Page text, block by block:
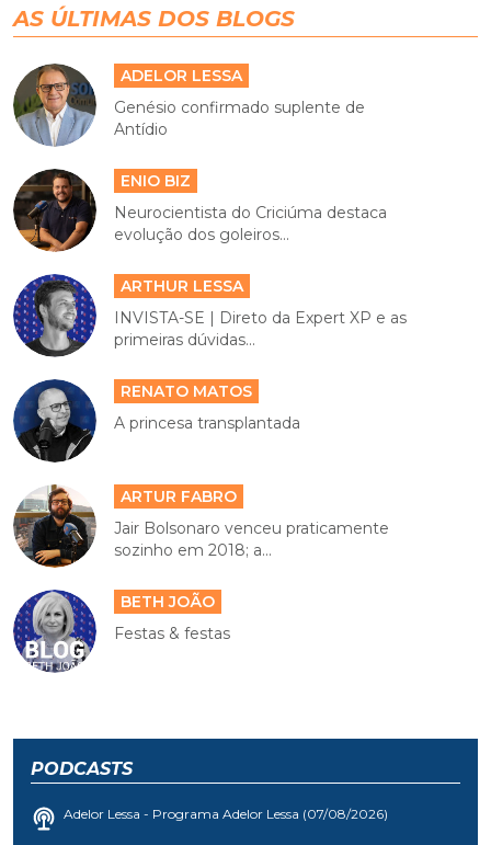
AS ÚLTIMAS DOS BLOGS
ADELOR LESSA
Genésio confirmado suplente de
Antídio
ENIO BIZ
Neurocientista do Criciúma destaca
evolução dos goleiros...
ARTHUR LESSA
INVISTA-SE | Direto da Expert XP e as
primeiras dúvidas...
RENATO MATOS
A princesa transplantada
ARTUR FABRO
Jair Bolsonaro venceu praticamente
sozinho em 2018; a...
BETH JOÃO
Festas & festas
PODCASTS
Adelor Lessa - Programa Adelor Lessa (07/08/2026)